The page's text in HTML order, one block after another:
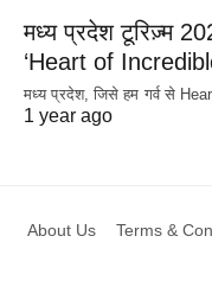
मध्य प्रदेश टूरिज़्म
‘Heart of
मध्य प्रदेश, जिसे हम गर्व से
1 year ago
About Us Terms &